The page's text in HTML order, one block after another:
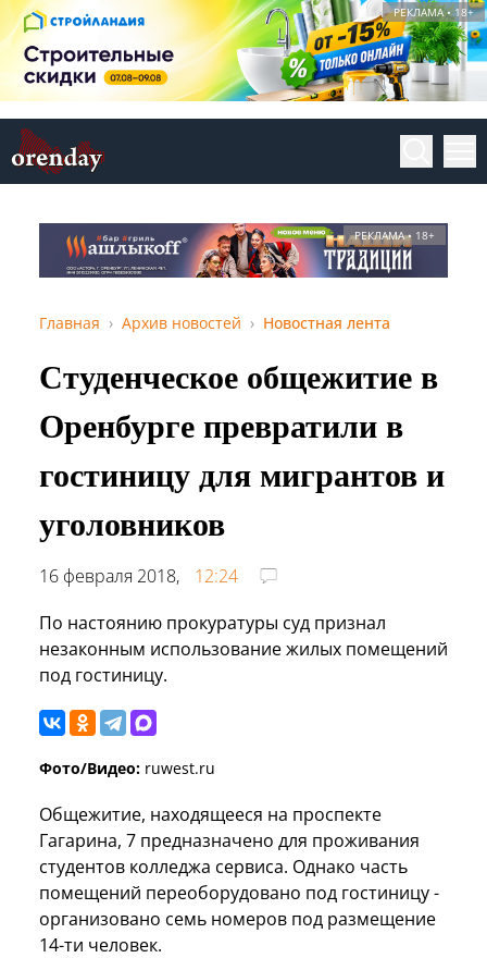
РЕКЛАМА • 18+
РЕКЛАМА • 18+
Главная Архив новостей Новостная лента
Студенческое общежитие в
Оренбурге превратили в
гостиницу для мигрантов и
уголовников
16 февраля 2018,
12:24
По настоянию прокуратуры суд признал
незаконным использование жилых помещений
под гостиницу.
Фото/Видео: ruwest.ru
Общежитие, находящееся на проспекте
Гагарина, 7 предназначено для проживания
студентов колледжа сервиса. Однако часть
помещений переоборудовано под гостиницу -
организовано семь номеров под размещение
14-ти человек.